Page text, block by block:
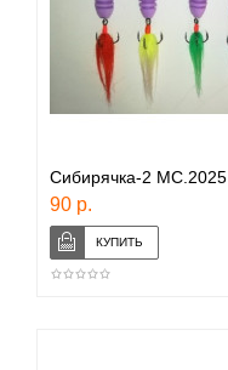
Сибирячка-2 МС.2025
90 р.